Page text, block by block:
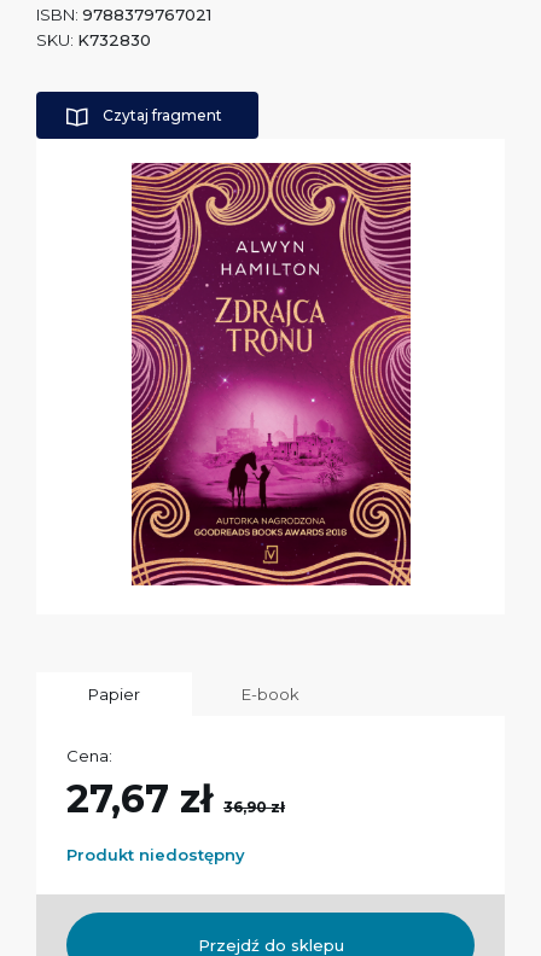
ISBN: 9788379767021
SKU: K732830
Czytaj fragment
Papier E-book
Cena:
27,67 zł 36,90 zł
Produkt niedostępny
Przejdź do sklepu